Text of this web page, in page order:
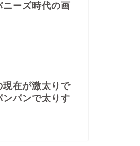
ーズ時代の画
現在が激太りで
パンで太りす